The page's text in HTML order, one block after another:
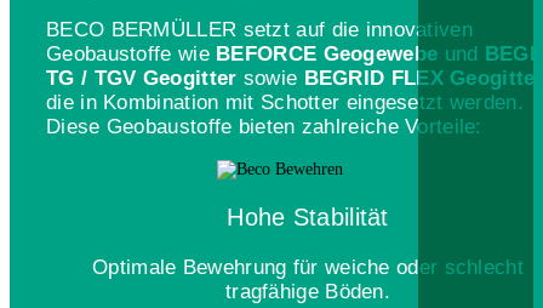
BECO BERMÜLLER setzt auf die innovativen
Geobaustoffe wie BEFORCE Geogewebe und
TG / TGV Geogitter sowie BEGRID FLEX Geogitter
die in Kombination mit Schotter eingesetzt werden.
Diese Geobaustoffe bieten zahlreiche Vorteile:
Hohe Stabilität
Optimale Bewehrung für weiche oder schlecht
tragfähige Böden.